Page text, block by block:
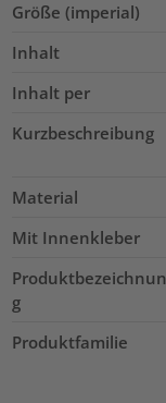
Größe (imperial)
Inhalt
Inhalt per
Kurzbeschreibung
Material
Mit Innenkleber
Produktbezeichnun
g
Produktfamilie